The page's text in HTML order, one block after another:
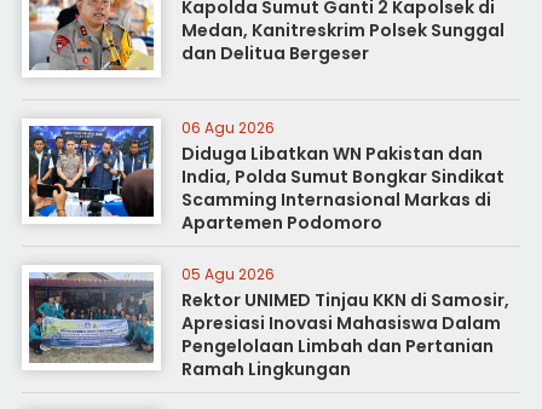
Kapolda Sumut Ganti 2 Kapolsek di
Medan, Kanitreskrim Polsek Sunggal
dan Delitua Bergeser
06 Agu 2026
Diduga Libatkan WN Pakistan dan
India, Polda Sumut Bongkar Sindikat
Scamming Internasional Markas di
Apartemen Podomoro
05 Agu 2026
Rektor UNIMED Tinjau KKN di Samosir,
Apresiasi Inovasi Mahasiswa Dalam
Pengelolaan Limbah dan Pertanian
Ramah Lingkungan